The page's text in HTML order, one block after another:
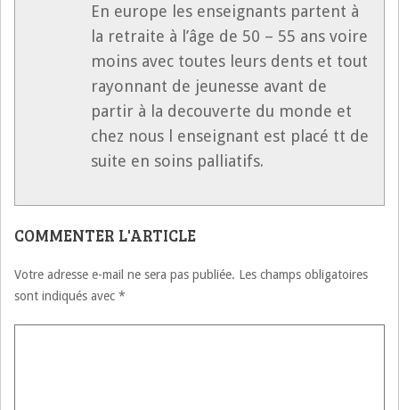
En europe les enseignants partent à
la retraite à l’âge de 50 – 55 ans voire
moins avec toutes leurs dents et tout
rayonnant de jeunesse avant de
partir à la decouverte du monde et
chez nous l enseignant est placé tt de
suite en soins palliatifs.
COMMENTER L'ARTICLE
Votre adresse e-mail ne sera pas publiée. Les champs obligatoires
sont indiqués avec *